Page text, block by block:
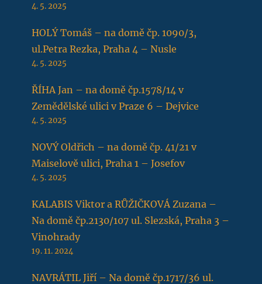
4. 5. 2025
HOLÝ Tomáš – na domě čp. 1090/3,
ul.Petra Rezka, Praha 4 – Nusle
4. 5. 2025
ŘÍHA Jan – na domě čp.1578/14 v
Zemědělské ulici v Praze 6 – Dejvice
4. 5. 2025
NOVÝ Oldřich – na domě čp. 41/21 v
Maiselově ulici, Praha 1 – Josefov
4. 5. 2025
KALABIS Viktor a RŮŽIČKOVÁ Zuzana –
Na domě čp.2130/107 ul. Slezská, Praha 3 –
Vinohrady
19. 11. 2024
NAVRÁTIL Jiří – Na domě čp.1717/36 ul.